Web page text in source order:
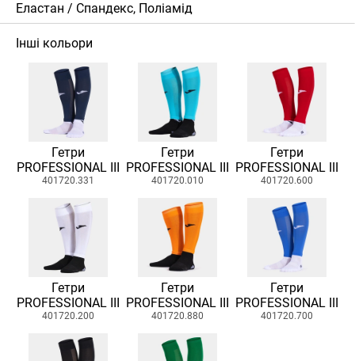
Еластан / Спандекс, Поліамід
Інші кольори
Гетри
PROFESSIONAL III
401720.331
Гетри
PROFESSIONAL III
401720.010
Гетри
PROFESSIONAL III
401720.600
Гетри
PROFESSIONAL III
401720.200
Гетри
PROFESSIONAL III
401720.880
Гетри
PROFESSIONAL III
401720.700